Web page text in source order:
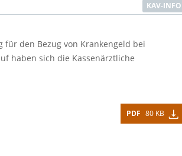
KAV-INFO
für den Bezug von Krankengeld bei
haben sich die Kassenärztliche
PDF 80 KB